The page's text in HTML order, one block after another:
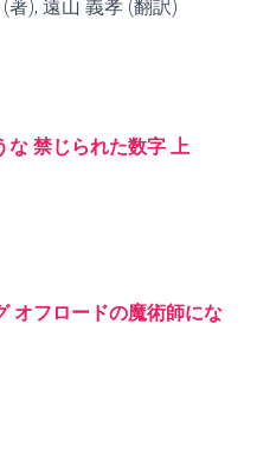
著), 遠山 義孝 (翻訳)
な 禁じられた数字 上
オフロードの魔術師にな